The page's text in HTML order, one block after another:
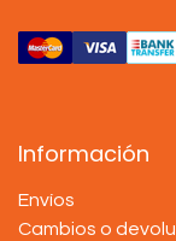
Información
Envíos
Cambios o